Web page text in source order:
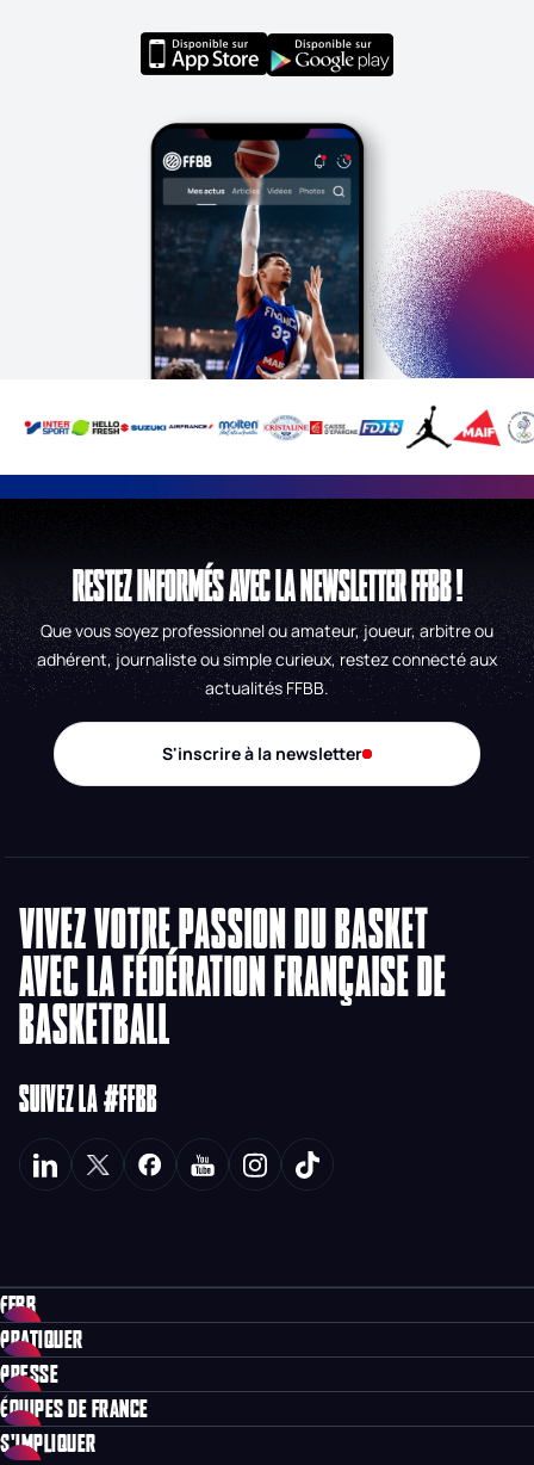
RESTEZ INFORMÉS AVEC LA NEWSLETTER FFBB !
Que vous soyez professionnel ou amateur, joueur, arbitre ou
adhérent, journaliste ou simple curieux, restez connecté aux
actualités FFBB.
S'inscrire à la newsletter
VIVEZ VOTRE PASSION DU BASKET
AVEC LA FÉDÉRATION FRANÇAISE DE
BASKETBALL
SUIVEZ LA #FFBB
FFBB
PRATIQUER
PRESSE
ÉQUIPES DE FRANCE
S'IMPLIQUER